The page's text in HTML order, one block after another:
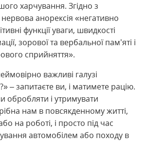
харчування. Згідно з
анорексія «негативно
функції уваги, швидкості
зорової та вербальної пам’яті і
сприйняття».
важливі галузі
– запитаєте ви, і матимете рацію.
обробляти і утримувати
нам в повсякденному житті,
на роботі, і просто під час
автомобілем або походу в